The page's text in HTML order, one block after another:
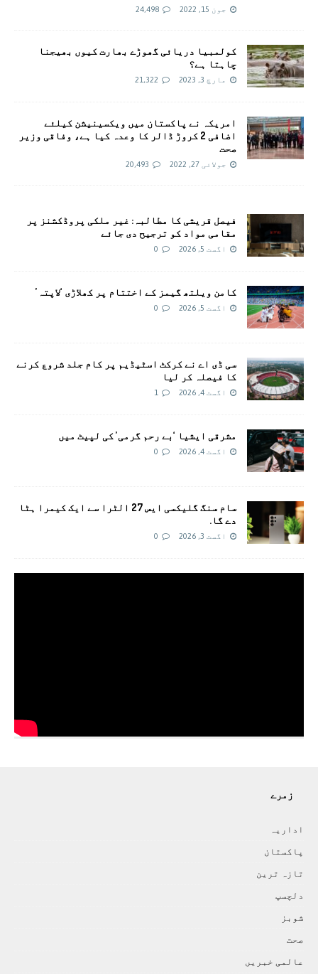
جون 15, 2022 24,498
کولمبیا دریائی گھوڑے بھارت کیوں بھیجنا
چاہتا ہے؟
مارچ 3, 2023 21,322
امريکہ نے پاکستان میں ویکسینیشن کیلئے
اضافی 2 کروڑ ڈالر کا وعدہ کیا ہے، وفاقی وزیر
صحت
جولائی 27, 2022 20,493
فیصل قریشی کا مطالبہ: غیر ملکی پروڈکشنز پر
مقامی مواد کو ترجیح دی جائے
اگست 5, 2026 0
کامن ویلتھ گیمز کے اختتام پر کھلاڑی ‘لاپتہ’
اگست 5, 2026 0
سی ڈی اے نے کرکٹ اسٹیڈیم پر کام جلد شروع کرنے
کا فیصلہ کر لیا
اگست 4, 2026 1
مشرقی ایشیا ‘بے رحم گرمی’ کی لپیٹ میں
اگست 4, 2026 0
سام سنگ گلیکسی ایس 27 الٹرا سے ایک کیمرا ہٹا
دے گا.
اگست 3, 2026 0
زمرے
اداريہ
پاکستان
تازہ ترين
دلچسپ
شوبز
صحت
عالمی خبريں